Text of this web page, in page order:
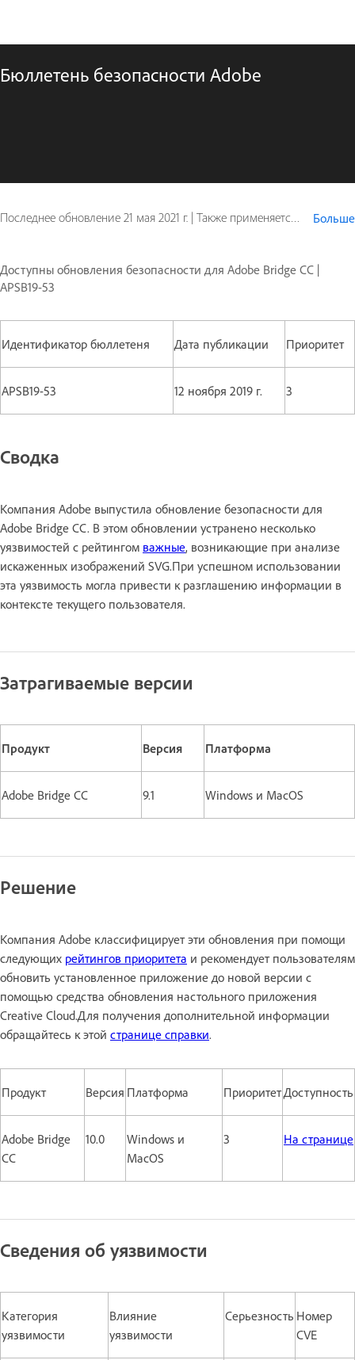
Бюллетень безопасности Adobe
Последнее обновление 21 мая 2021 г. | Также применяется к Digital Editions Больше
Доступны обновления безопасности для Adobe Bridge CC |
APSB19-53
Идентификатор бюллетеня Дата публикации Приоритет
APSB19-53 12 ноября 2019 г. 3
Сводка
Компания Adobe выпустила обновление безопасности для
Adobe Bridge CC. В этом обновлении устранено несколько
уязвимостей с рейтингом важные, возникающие при анализе
искаженных изображений SVG.При успешном использовании
эта уязвимость могла привести к разглашению информации в
контексте текущего пользователя.
Затрагиваемые версии
Продукт Версия Платформа
Adobe Bridge CC 9.1 Windows и MacOS
Решение
Компания Adobe классифицирует эти обновления при помощи
следующих рейтингов приоритета и рекомендует пользователям
обновить установленное приложение до новой версии с
помощью средства обновления настольного приложения
Creative Cloud.Для получения дополнительной информации
обращайтесь к этой странице справки.
Продукт Версия Платформа ПриоритетДоступность
Adobe Bridge
CC
10.0
Windows и
MacOS
3 На странице
Сведения об уязвимости
Категория
уязвимости
Влияние
уязвимости
Серьезность Номер
CVE